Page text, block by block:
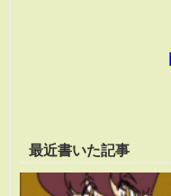
最近書いた記事